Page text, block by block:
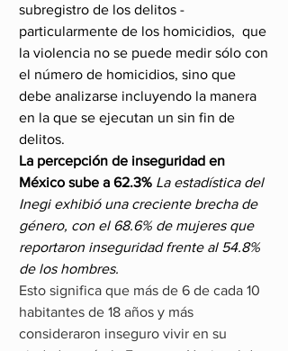
subregistro de los delitos -
particularmente de los homicidios,  que
la violencia no se puede medir sólo con
el número de homicidios, sino que
debe analizarse incluyendo la manera
en la que se ejecutan un sin fin de
delitos.
La percepción de inseguridad en
México sube a 62.3% La estadística del
Inegi exhibió una creciente brecha de
género, con el 68.6% de mujeres que
reportaron inseguridad frente al 54.8%
de los hombres.
Esto significa que más de 6 de cada 10
habitantes de 18 años y más
consideraron inseguro vivir en su